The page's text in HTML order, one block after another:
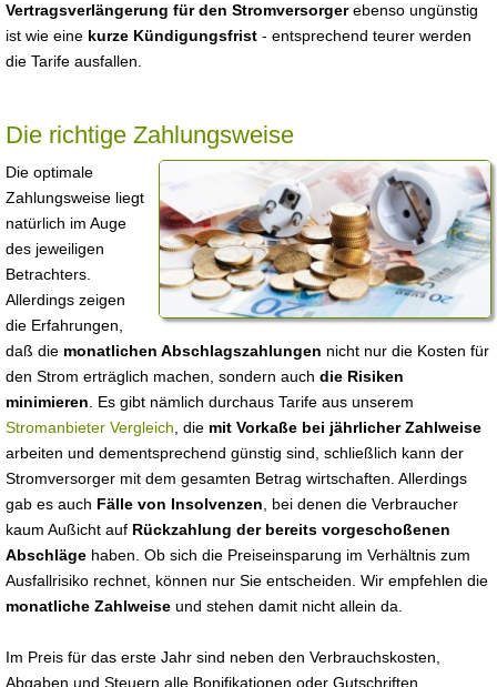
Vertragsverlängerung für den Stromversorgerebenso ungünstig
ist wie eine kurze Kündigungsfrist - entsprechend teurer werden
die Tarife ausfallen.
Die richtige Zahlungsweise
Die optimale
Zahlungsweise liegt
natürlich im Auge
des jeweiligen
Betrachters.
Allerdings zeigen
die Erfahrungen,
daß die monatlichen Abschlagszahlungen nicht nur die Kosten für
den Strom erträglich machen, sondern auch die Risiken
minimieren . Es gibt nämlich durchaus Tarife aus unserem
Stromanbieter Vergleich , die mit Vorkaße bei jährlicher Zahlweise
arbeiten und dementsprechend günstig sind, schließlich kann der
Stromversorger mit dem gesamten Betrag wirtschaften. Allerdings
gab es auch Fälle von Insolvenzen , bei denen die Verbraucher
kaum Außicht auf Rückzahlung der bereits vorgeschoßenen
Abschläge haben. Ob sich die Preiseinsparung im Verhältnis zum
Ausfallrisiko rechnet, können nur Sie entscheiden. Wir empfehlen die
monatliche Zahlweise und stehen damit nicht allein da.
Im Preis für das erste Jahr sind neben den Verbrauchskosten,
Abgaben und Steuern alle Bonifikationen oder Gutschriften